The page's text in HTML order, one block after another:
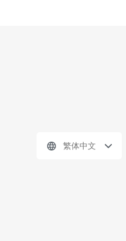
繁体中文